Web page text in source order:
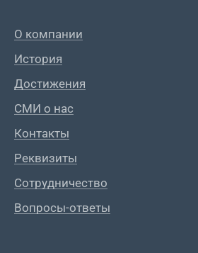
О компании
История
Достижения
СМИ о нас
Контакты
Реквизиты
Сотрудничество
Вопросы-ответы